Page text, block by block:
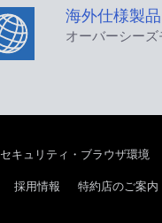
海外仕様製品
オーバーシー
セキュリティ・ブラウザ環境
採用情報 特約店のご案内